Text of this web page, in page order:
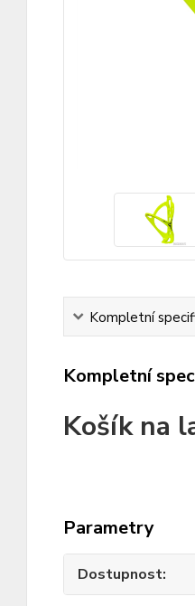
Kompletní
Kompletní
Košík na
Parametry
Dostupnost